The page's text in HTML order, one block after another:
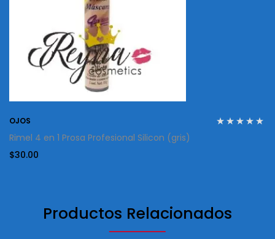
OJOS
Rimel 4 en 1 Prosa Profesional Silicon (gris)
$30.00
Productos Relacionados